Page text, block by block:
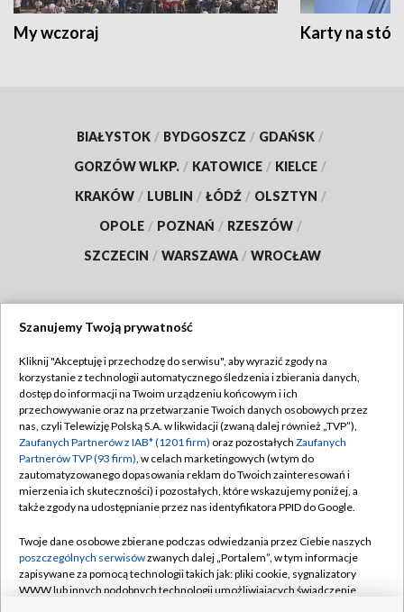
My wczoraj Karty na
BIAŁYSTOK / BYDGOSZCZ / GDAŃSK /
GORZÓW WLKP. / KATOWICE / KIELCE /
KRAKÓW / LUBLIN / ŁÓDŹ / OLSZTYN /
OPOLE / POZNAŃ / RZESZÓW /
SZCZECIN / WARSZAWA / WROCŁAW
TVP
Abonament TVP
Emisja w TVP
Centrum informacji TVP
Naziemna Telewizja Cyfrowa
Rada Programowa
System NOS
Regulamin TVP
Polityka prywatności
Moje zgody
Pomoc
Kontakt
Szanujemy Twoją prywatność
Kliknij "Akceptuję i przechodzę do serwisu", aby wyrazić zgody na
korzystanie z technologii automatycznego śledzenia i zbierania danych,
dostęp do informacji na Twoim urządzeniu końcowym i ich
przechowywanie oraz na przetwarzanie Twoich danych osobowych przez
nas, czyli Telewizję Polską S.A. w likwidacji (zwaną dalej również „TVP”),
Zaufanych Partnerów z IAB* (1201 firm) oraz pozostałych Zaufanych
Partnerów TVP (93 firm), w celach marketingowych (w tym do
zautomatyzowanego dopasowania reklam do Twoich zainteresowań i
mierzenia ich skuteczności) i pozostałych, które wskazujemy poniżej, a
także zgody na udostępnianie przez nas identyfikatora PPID do Google.
Twoje dane osobowe zbierane podczas odwiedzania przez Ciebie naszych
poszczególnych serwisówzwanych dalej „Portalem”, w tym informacje
zapisywane za pomocą technologii takich jak: pliki cookie, sygnalizatory
WWW lub innych podobnych technologii umożliwiających świadczenie